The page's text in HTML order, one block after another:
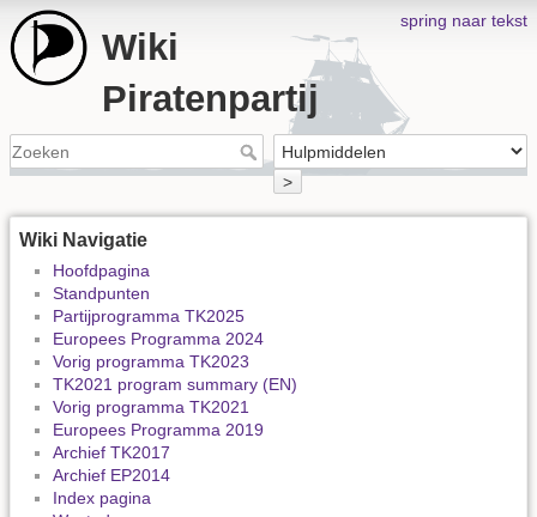
spring naar tekst
Wiki
Piratenpartij
>
Wiki Navigatie
Hoofdpagina
Standpunten
Partijprogramma TK2025
Europees Programma 2024
Vorig programma TK2023
TK2021 program summary (EN)
Vorig programma TK2021
Europees Programma 2019
Archief TK2017
Archief EP2014
Index pagina